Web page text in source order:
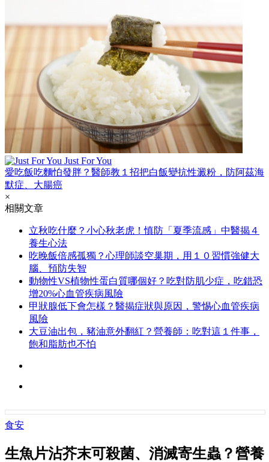
Just For You
愛吃飯吃麵怕發胖？醫師教１招把白飯變抗性澱粉，防阿茲海
默症、大腸癌
×
相關文章
立秋吃什麼？小心秋老虎！慎防「夏季流感」中醫揭４
養生心法
吃晚飯倍感孤獨？心理師談空巢期，用１０習慣強健大
腦、預防失智
動物性VS植物性蛋白質哪個好？吃對防肌少症，吃錯恐
增20%心血管疾病風險
甲狀腺低下會怎樣？醫揭症狀與原因，警惕心血管疾病
風險
大豆油出包，豬油意外翻紅？營養師：吃對這１件事，
飽和脂肪也不怕
食安
生魚片沾芥末可殺菌、消滅寄生蟲？營養